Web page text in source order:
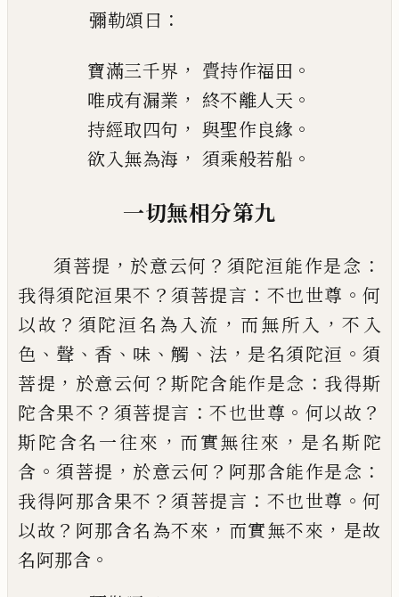
彌勒頌曰 ：
寶滿三千界 ， 賷持作福田 。
唯成有漏業 ， 終不離人天 。
持經取四句 ， 與聖作良緣 。
欲入無為海 ， 須乘般若船 。
一切無相分第九
須菩提 ， 於意云何 ？ 須陀洹能作是念 ：
我得須陀洹果不 ？ 須菩提言 ： 不也世尊 。 何
以故 ？ 須陀洹名為入流 ， 而無所入 ， 不入
色 、 聲 、 香 、 味 、 觸 、 法 ， 是名須陀洹 。 須
菩提 ， 於意云何 ？ 斯陀含能作是念 ： 我得斯
陀含果不 ？ 須菩提言 ： 不也世尊 。 何以故 ？
斯陀含名一往來 ， 而實無往來 ， 是名斯陀
含 。 須菩提 ， 於意云何 ？ 阿那含能作是念 ：
我得阿那含果不 ？ 須菩提言 ： 不也世尊 。 何
以故 ？ 阿那含名為不來 ， 而實無不來 ， 是故
名阿那含 。